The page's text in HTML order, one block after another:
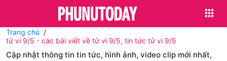
Trang chủ
tử vi 9/5 - các bài viết về tử vi 9/5, tin tức tử vi 9/5
Cập nhật thông tin tin tức, hình ảnh, video clip mới nhất,